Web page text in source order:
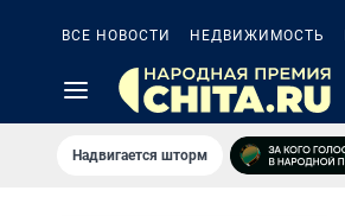
ВСЕ НОВОСТИ НЕДВИЖИМОСТЬ
Надвигается шторм